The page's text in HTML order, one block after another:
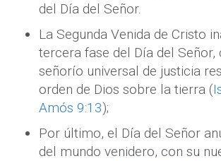
del Día del Señor.
La Segunda Venida de Cristo
tercera fase del Día del Señor,
señorío universal de justicia
orden de Dios sobre la tierra (
Amós 9:13);
Por último, el Día del Señor
del mundo venidero, con su